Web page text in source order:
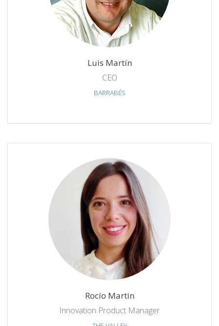
Luis Martín
CEO
BARRABÉS
Rocío Martin
Innovation Product Manager